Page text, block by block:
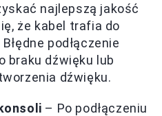
najlepszą jakość
że kabel trafia do
podłączenie
braku dźwięku lub
dźwięku.
– Po podłączeniu